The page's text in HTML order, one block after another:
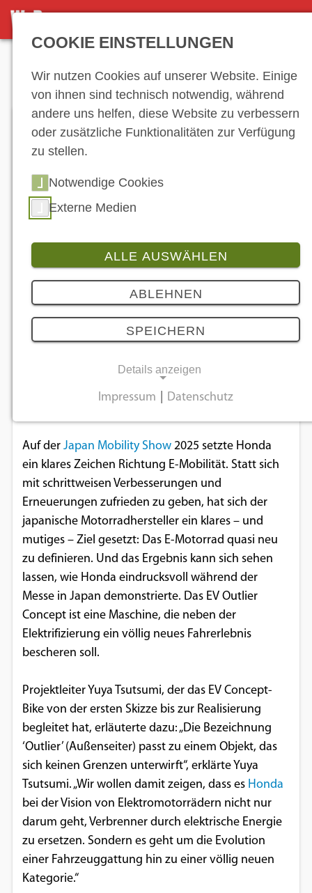
DETAILSEITE
5 Bilder
Neues Honda EV Outlier Concept
19.03.2026
Gestaltung einer elektrischen Zukunft ohne
Einschränkungen – und einem völlig neuem
Auf der Japan Mobility Show2025 setzte Honda
ein klares Zeichen Richtung E-Mobilität. Statt sich
mit schrittweisen Verbesserungen und
Erneuerungen zufrieden zu geben, hat sich der
japanische Motorradhersteller ein klares – und
mutiges – Ziel gesetzt: Das E-Motorrad quasi neu
zu definieren. Und das Ergebnis kann sich sehen
lassen, wie Honda eindrucksvoll während der
Messe in Japan demonstrierte. Das EV Outlier
Concept ist eine Maschine, die neben der
Elektrifizierung ein völlig neues Fahrerlebnis
bescheren soll.
Projektleiter Yuya Tsutsumi, der das EV Concept-
Bike von der ersten Skizze bis zur Realisierung
begleitet hat, erläuterte dazu: „Die Bezeichnung
‘Outlier’ (Außenseiter) passt zu einem Objekt, das
sich keinen Grenzen unterwirft“, erklärte Yuya
Tsutsumi. „Wir wollen damit zeigen, dass es Honda
bei der Vision von Elektromotorrädern nicht nur
darum geht, Verbrenner durch elektrische Energie
zu ersetzen. Sondern es geht um die Evolution
einer Fahrzeuggattung hin zu einer völlig neuen
Kategorie.“
COOKIE EINSTELLUNGEN
Wir nutzen Cookies auf unserer Website. Einige
von ihnen sind technisch notwendig, während
andere uns helfen, diese Website zu verbessern
oder zusätzliche Funktionalitäten zur Verfügung
zu stellen.
Notwendige Cookies
Externe Medien
ALLE AUSWÄHLEN
ABLEHNEN
SPEICHERN
Details anzeigen
grundlegende Funktionen und sind für die
einwandfreie Funktion der Website
Name:
cookie_consent
Zweck:
Dieser Cookie speichert die ausgewählten
Einverständnis-Optionen des Benutzers
1 Jahr
EXTERNE MEDIEN
Um Inhalte von Videoplattformen und
Social Media Plattformen anzeigen zu
können, werden von diesen externen
Medien Cookies gesetzt.
YouTube
Impressum Datenschutz